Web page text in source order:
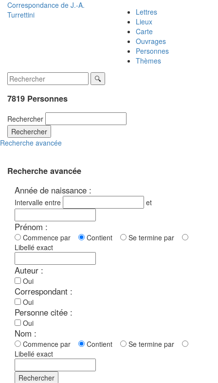
Correspondance de J.-A.
Turrettini
Lettres
Lieux
Carte
Ouvrages
Personnes
Thèmes
7819 Personnes
Rechercher
Rechercher
Recherche avancée
Recherche avancée
Année de naissance :
Intervalle entre et
Prénom :
Commence par Contient
Se termine par
Libellé exact
Auteur :
Oui
Correspondant :
Oui
Personne citée :
Oui
Nom :
Commence par Contient
Se termine par
Libellé exact
Rechercher